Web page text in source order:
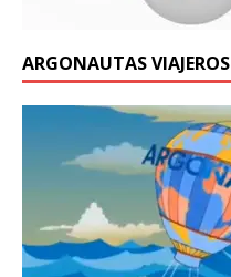
ARGONAUTAS VIAJEROS